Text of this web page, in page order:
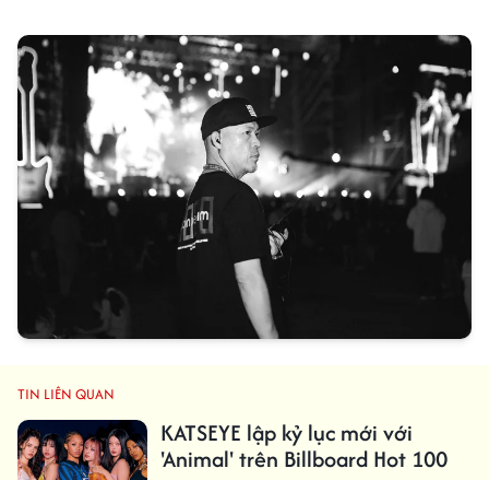
TIN LIÊN QUAN
KATSEYE lập kỷ lục mới với
'Animal' trên Billboard Hot 100